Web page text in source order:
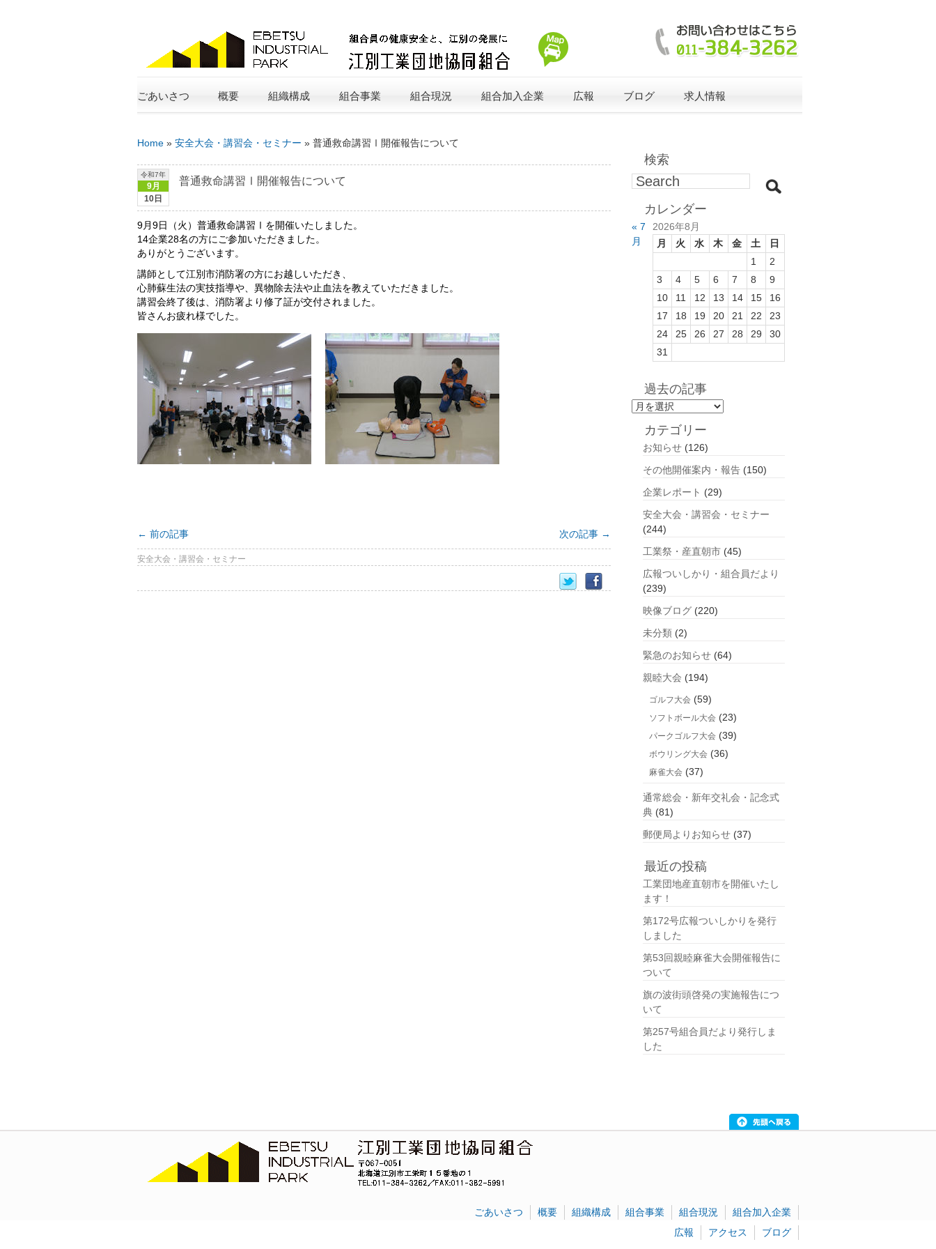
ごあいさつ 概要 組織構成 組合事業 組合現況 組合加入企業 広報 ブログ 求人情報
Home » 安全大会・講習会・セミナー » 普通救命講習Ⅰ開催報告について
令和7年
9月
10日
普通救命講習Ⅰ開催報告について
9月9日（火）普通救命講習Ⅰを開催いたしました。
14企業28名の方にご参加いただきました。
ありがとうございます。
講師として江別市消防署の方にお越しいただき、
心肺蘇生法の実技指導や、異物除去法や止血法を教えていただきました。
講習会終了後は、消防署より修了証が交付されました。
皆さんお疲れ様でした。
← 前の記事 次の記事 →
安全大会・講習会・セミナー
検索
カレンダー
2026年8月
月
火 水 木 金 土
日
1
2
3
4 5 6 7 8
9
10
11 12 13 14 15
16
17
18 19 20 21 22
23
24
25 26 27 28 29
30
31
« 7
月
過去の記事
過
カテゴリー
お知らせ (126)
その他開催案内・報告 (150)
企業レポート (29)
安全大会・講習会・セミナー
(244)
工業祭・産直朝市 (45)
広報ついしかり・組合員だより
(239)
映像ブログ (220)
未分類 (2)
緊急のお知らせ (64)
親睦大会 (194)
ゴルフ大会 (59)
ソフトボール大会 (23)
パークゴルフ大会 (39)
ボウリング大会 (36)
麻雀大会 (37)
通常総会・新年交礼会・記念式
典 (81)
郵便局よりお知らせ (37)
最近の投稿
工業団地産直朝市を開催いたし
ます！
第172号広報ついしかりを発行
しました
第53回親睦麻雀大会開催報告に
ついて
旗の波街頭啓発の実施報告につ
いて
第257号組合員だより発行しま
した
ごあいさつ 概要 組織構成 組合事業 組合現況
組合加入企業
広報
アクセス ブログ